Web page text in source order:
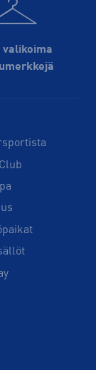
valikoima